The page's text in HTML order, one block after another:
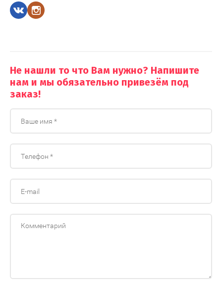
Не нашли то что Вам нужно? Напишите
нам и мы обязательно привезём под
заказ!